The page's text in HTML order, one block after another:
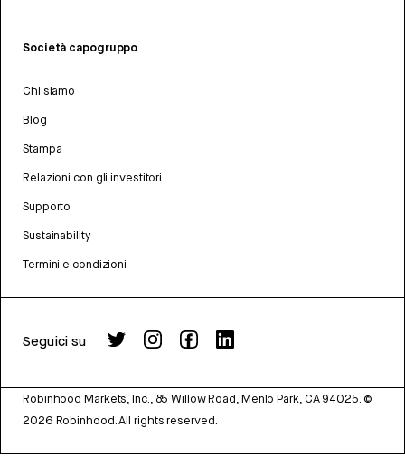
Società capogruppo
Chi siamo
Blog
Stampa
Relazioni con gli investitori
Supporto
Sustainability
Termini e condizioni
Seguici su
Robinhood Markets, Inc., 85 Willow Road, Menlo Park, CA 94025. ©
2026 Robinhood. All rights reserved.